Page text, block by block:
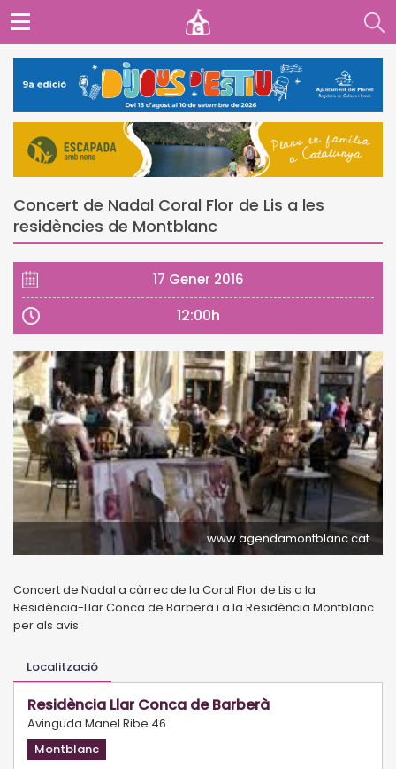
Concert de Nadal Coral Flor de Lis a les
residències de Montblanc
17 Gener 2016
12:00h
www.agendamontblanc.cat
Concert de Nadal a càrrec de la Coral Flor de Lis a la
Residència-Llar Conca de Barberà i a la Residència Montblanc
per als avis.
Localització
Residència Llar Conca de Barberà
Avinguda Manel Ribe 46
Montblanc